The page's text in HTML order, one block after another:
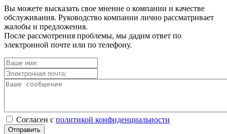
Вы можете высказать свое мнение о компании и качестве
обслуживания. Руководство компании лично рассматривает
жалобы и предложения.
После рассмотрения проблемы, мы дадим ответ по
электронной почте или по телефону.
Согласен с политикой конфиденциальности
Отправить